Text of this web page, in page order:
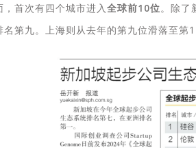
，首次有四个城市进入 全球前10位。除了
名第九。上海则从去年的第九位滑落至第